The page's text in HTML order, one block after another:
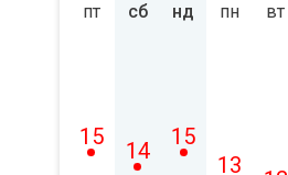
пт
15
сб
14
нд
15
пн
13
вт